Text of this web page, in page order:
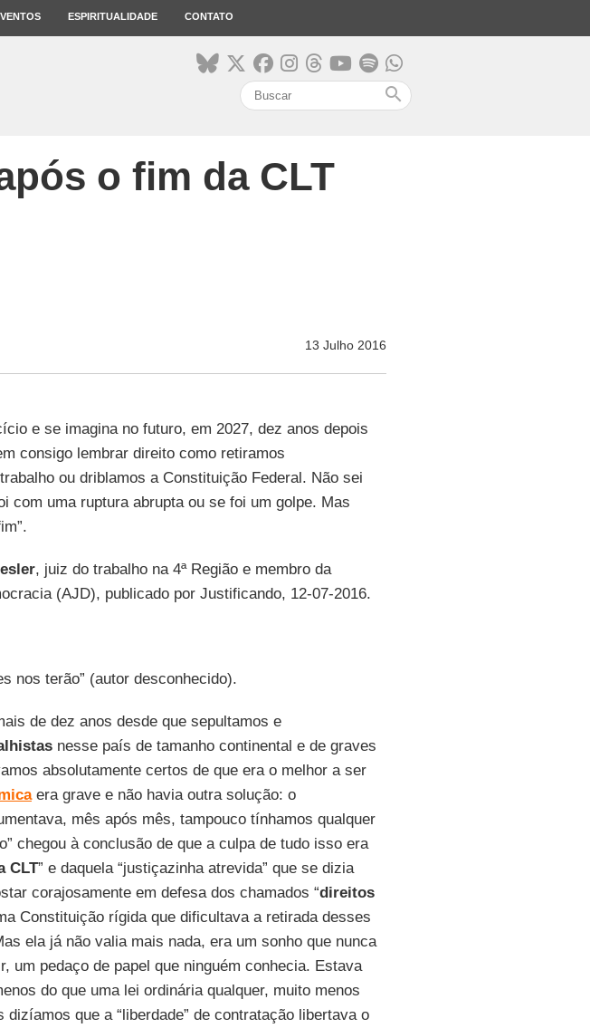
ESPIRITUALIDADE CONTATO
search
o fim da CLT
13 Julho 2016
e se imagina no futuro, em 2027, dez anos depois
consigo lembrar direito como retiramos
ou driblamos a Constituição Federal. Não sei
com uma ruptura abrupta ou se foi um golpe. Mas
, juiz do trabalho na 4ª Região e membro da
(AJD), publicado por Justificando, 12-07-2016.
nos terão” (autor desconhecido).
de dez anos desde que sepultamos e
nesse país de tamanho continental e de graves
absolutamente certos de que era o melhor a ser
era grave e não havia outra solução: o
mês após mês, tampouco tínhamos qualquer
chegou à conclusão de que a culpa de tudo isso era
CLT” e daquela “justiçazinha atrevida” que se dizia
corajosamente em defesa dos chamados “direitos
Constituição rígida que dificultava a retirada desses
ela já não valia mais nada, era um sonho que nunca
um pedaço de papel que ninguém conhecia. Estava
do que uma lei ordinária qualquer, muito menos
que a “liberdade” de contratação libertava o